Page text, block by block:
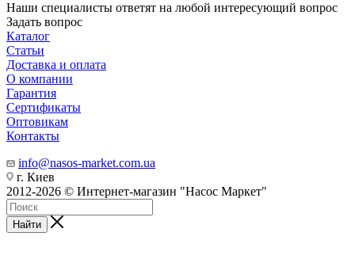
Наши специалисты ответят на любой интересующий вопрос
Задать вопрос
Каталог
Статьи
Доставка и оплата
О компании
Гарантия
Сертификаты
Оптовикам
Контакты
info@nasos-market.com.ua
г. Киев
2012-2026 © Интернет-магазин "Насос Маркет"
Найти